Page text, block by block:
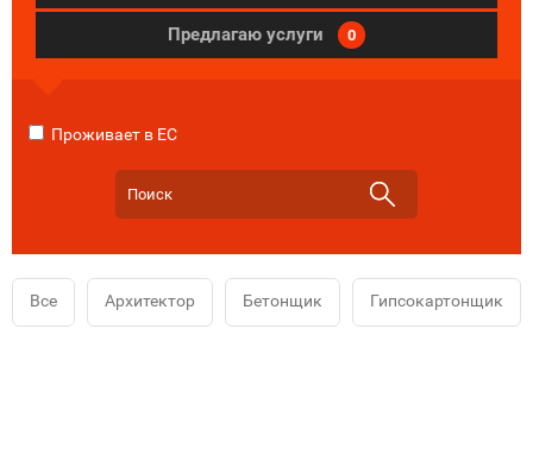
Предлагаю услуги 0
Проживает в ЕС
Все Архитектор Бетонщик Гипсокартонщик